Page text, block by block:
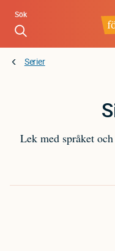
Hoppa
huvudinnehåll
Sök
Serier
Lek med språket